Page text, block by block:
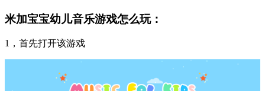
米加宝宝幼儿音乐游戏怎么玩：
1，首先打开该游戏